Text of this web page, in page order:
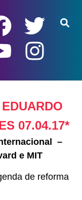
07.04.17*
–
e MIT
de reforma